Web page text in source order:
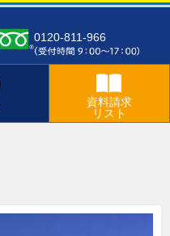
0120-811-966
資料請求
リスト